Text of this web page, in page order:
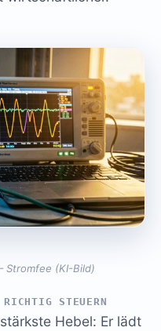
Stromfee (KI-Bild)
STEUERN
Hebel: Er lädt